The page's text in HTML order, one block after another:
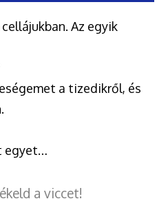
Az egyik
a tizedikről, és
egyet…
a viccet!